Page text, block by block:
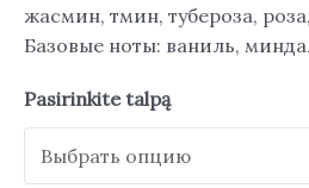
жасмин, тмин, тубероза,
Базовые ноты: ваниль,
Pasirinkite talpą